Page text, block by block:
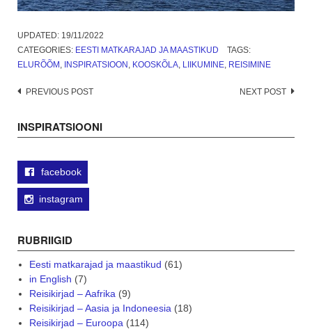
UPDATED: 19/11/2022
CATEGORIES: EESTI MATKARAJAD JA MAASTIKUD
TAGS:
ELURÕÕM , INSPIRATSIOON , KOOSKÕLA, LIIKUMINE, REISIMINE
Post
PREVIOUS POST NEXT POST
INSPIRATSIOONI
facebook
instagram
RUBRIIGID
Eesti matkarajad ja maastikud (61)
in English (7)
Reisikirjad – Aafrika (9)
Reisikirjad – Aasia ja Indoneesia (18)
Reisikirjad – Euroopa (114)